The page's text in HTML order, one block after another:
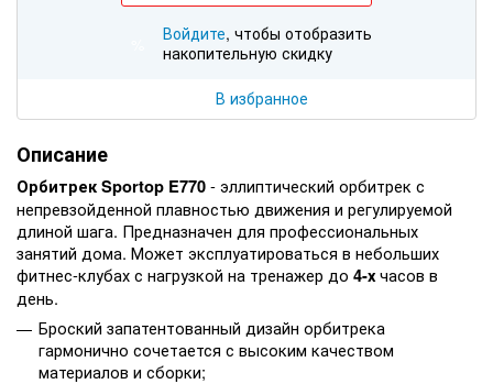
Войдите, чтобы отобразить
накопительную скидку
В избранное
Описание
Орбитрек Sportop E770- эллиптический орбитрек с
непревзойденной плавностью движения и регулируемой
длиной шага. Предназначен для профессиональных
занятий дома. Может эксплуатироваться в небольших
фитнес-клубах с нагрузкой на тренажер до 4-хчасов в
день.
Броский запатентованный дизайн орбитрека
гармонично сочетается с высоким качеством
материалов и сборки;